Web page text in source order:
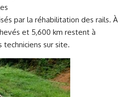
par la réhabilitation des rails. À
et 5,600 km restent à
techniciens sur site.